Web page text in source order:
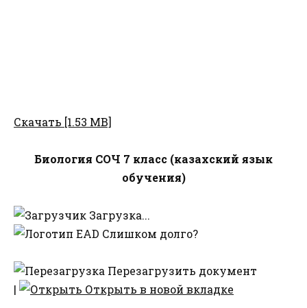
Скачать [1.53 MB]
Биология СОЧ 7 класс (казахский язык
обучения)
Загрузка...
Слишком долго?
Перезагрузить документ
|
Открыть в новой вкладке